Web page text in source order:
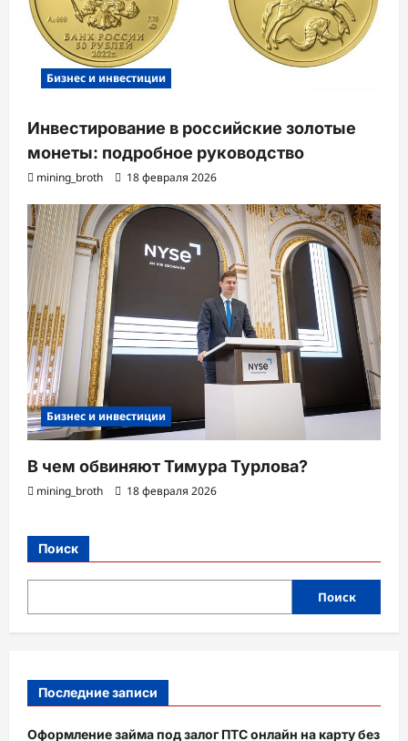
Бизнес и инвестиции
Инвестирование в российские золотые
монеты: подробное руководство
mining_broth 18 февраля 2026
Бизнес и инвестиции
В чем обвиняют Тимура Турлова?
mining_broth 18 февраля 2026
Поиск
Поиск
Последние записи
Оформление займа под залог ПТС онлайн на карту без